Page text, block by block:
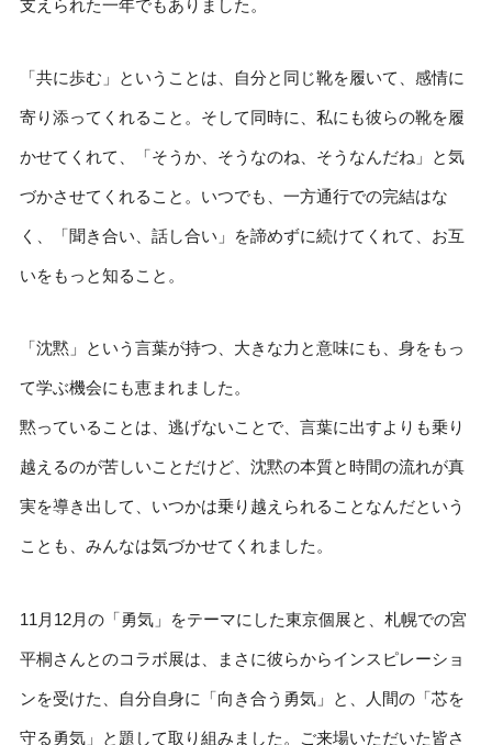
支えられた一年でもありました。
「共に歩む」ということは、自分と同じ靴を履いて、感情に
寄り添ってくれること。そして同時に、私にも彼らの靴を履
かせてくれて、「そうか、そうなのね、そうなんだね」と気
づかさせてくれること。いつでも、一方通行での完結はな
く、「聞き合い、話し合い」を諦めずに続けてくれて、お互
いをもっと知ること。
「沈黙」という言葉が持つ、大きな力と意味にも、身をもっ
て学ぶ機会にも恵まれました。
黙っていることは、逃げないことで、言葉に出すよりも乗り
越えるのが苦しいことだけど、沈黙の本質と時間の流れが真
実を導き出して、いつかは乗り越えられることなんだという
ことも、みんなは気づかせてくれました。
11月12月の「勇気」をテーマにした東京個展と、札幌での宮
平桐さんとのコラボ展は、まさに彼らからインスピレーショ
ンを受けた、自分自身に「向き合う勇気」と、人間の「芯を
守る勇気」と題して取り組みました。ご来場いただいた皆さ